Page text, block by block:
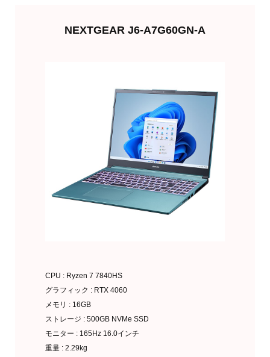
NEXTGEAR J6-A7G60GN-A
CPU : Ryzen 7 7840HS
グラフィック : RTX 4060
メモリ : 16GB
ストレージ : 500GB NVMe SSD
モニター : 165Hz 16.0インチ
重量 : 2.29kg